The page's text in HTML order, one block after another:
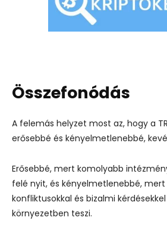
Összefonódás
A felemás helyzet most az, hogy a
erősebbé és kényelmetlenebbé,
Erősebbé, mert komolyabb
felé nyit, és kényelmetlenebbé,
konfliktusokkal és bizalmi
környezetben teszi.